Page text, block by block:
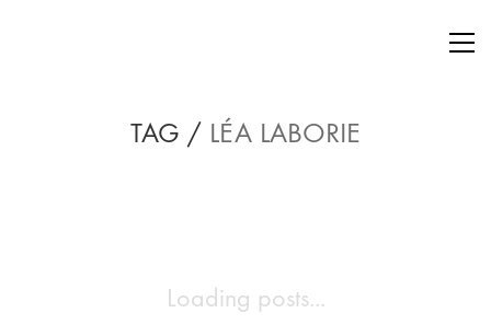
TAG / LÉA LABORIE
Loading posts...